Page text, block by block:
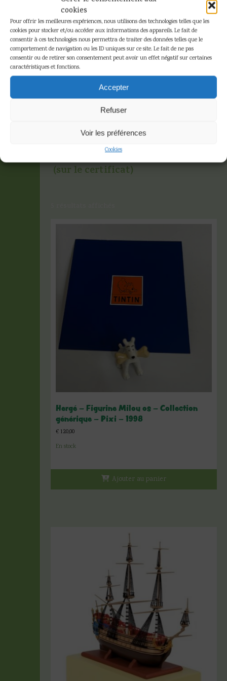
cookies
Pour offrir les meilleures expériences, nous utilisons des technologies telles que les
cookies pour stocker et/ou accéder aux informations des appareils. Le fait de
consentir à ces technologies nous permettra de traiter des données telles que le
comportement de navigation ou les ID uniques sur ce site. Le fait de ne pas
consentir ou de retirer son consentement peut avoir un effet négatif sur certaines
caractéristiques et fonctions.
Accepter
Refuser
Voir les préférences
Cookies
Tirage limité
numéroté (sur
le certificat)
Tirage limité numéroté
(sur le certificat)
Hergé – Figurine Milou os – Collection
générique – Pixi – 1998
€ 120,00
En stock
Ajouter au panier